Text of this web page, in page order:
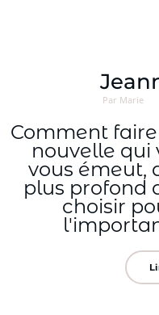
Par Marie
Comment
nouvelle qui
vous émeut,
plus profond
choisir